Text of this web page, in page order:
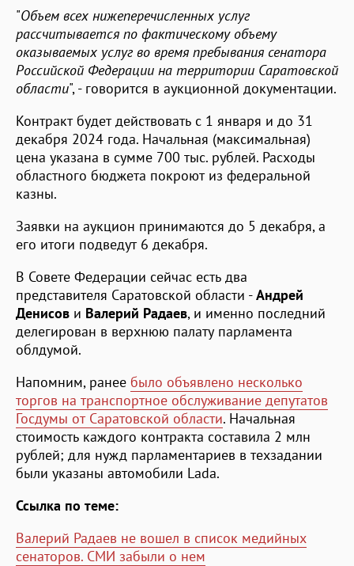
"Объем всех нижеперечисленных услуг
рассчитывается по фактическому объему
оказываемых услуг во время пребывания сенатора
Российской Федерации на территории Саратовской
области", - говорится в аукционной документации.
Контракт будет действовать с 1 января и до 31
декабря 2024 года. Начальная (максимальная)
цена указана в сумме 700 тыс. рублей. Расходы
областного бюджета покроют из федеральной
казны.
Заявки на аукцион принимаются до 5 декабря, а
его итоги подведут 6 декабря.
В Совете Федерации сейчас есть два
представителя Саратовской области -Андрей
Денисов и Валерий Радаев, и именно последний
делегирован в верхнюю палату парламента
облдумой.
Напомним, ранее было объявлено несколько
торгов на транспортное обслуживание депутатов
Госдумы от Саратовской области. Начальная
стоимость каждого контракта составила 2 млн
рублей; для нужд парламентариев в техзадании
были указаны автомобили Lada.
Ссылка по теме:
Валерий Радаев не вошел в список медийных
сенаторов. СМИ забыли о нем